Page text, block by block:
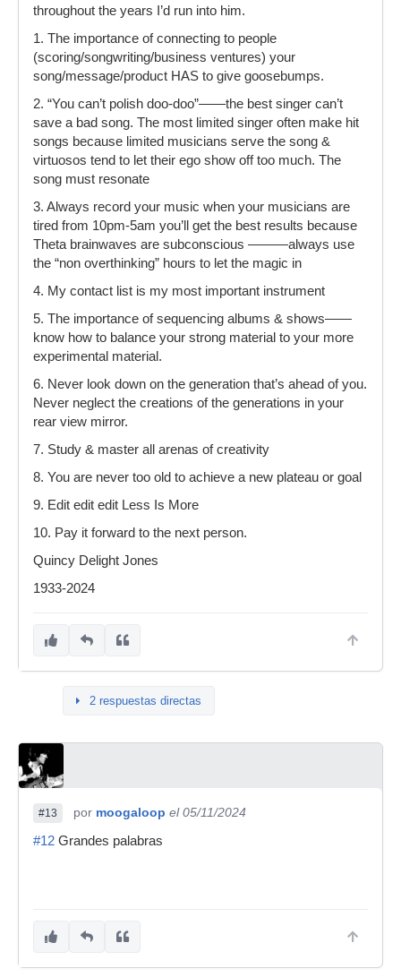
throughout the years I’d run into him.
1. The importance of connecting to people
(scoring/songwriting/business ventures) your
song/message/product HAS to give goosebumps.
2. “You can’t polish doo-doo”——the best singer can’t
save a bad song. The most limited singer often make hit
songs because limited musicians serve the song &
virtuosos tend to let their ego show off too much. The
song must resonate
3. Always record your music when your musicians are
tired from 10pm-5am you’ll get the best results because
Theta brainwaves are subconscious ———always use
the “non overthinking” hours to let the magic in
4. My contact list is my most important instrument
5. The importance of sequencing albums & shows——
know how to balance your strong material to your more
experimental material.
6. Never look down on the generation that’s ahead of you.
Never neglect the creations of the generations in your
rear view mirror.
7. Study & master all arenas of creativity
8. You are never too old to achieve a new plateau or goal
9. Edit edit edit Less Is More
10. Pay it forward to the next person.
Quincy Delight Jones
1933-2024
2 respuestas directas
#13 por moogaloop el 05/11/2024
#12 Grandes palabras